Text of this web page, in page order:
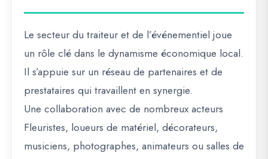
Le secteur du traiteur et de l’événementiel joue
un rôle clé dans le dynamisme économique local.
Il s’appuie sur un réseau de partenaires et de
prestataires qui travaillent en synergie.
Une collaboration avec de nombreux acteurs
Fleuristes, loueurs de matériel, décorateurs,
musiciens, photographes, animateurs ou salles de